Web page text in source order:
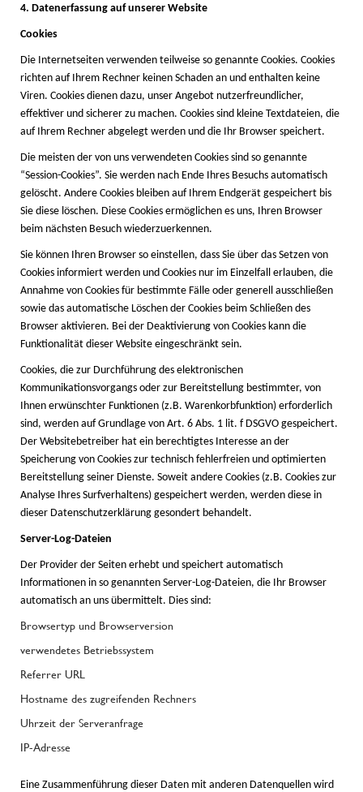
4. Datenerfassung auf unserer Website
Cookies
Die Internetseiten verwenden teilweise so genannte Cookies. Cookies
richten auf Ihrem Rechner keinen Schaden an und enthalten keine
Viren. Cookies dienen dazu, unser Angebot nutzerfreundlicher,
effektiver und sicherer zu machen. Cookies sind kleine Textdateien, die
auf Ihrem Rechner abgelegt werden und die Ihr Browser speichert.
Die meisten der von uns verwendeten Cookies sind so genannte
“Session-Cookies”. Sie werden nach Ende Ihres Besuchs automatisch
gelöscht. Andere Cookies bleiben auf Ihrem Endgerät gespeichert bis
Sie diese löschen. Diese Cookies ermöglichen es uns, Ihren Browser
beim nächsten Besuch wiederzuerkennen.
Sie können Ihren Browser so einstellen, dass Sie über das Setzen von
Cookies informiert werden und Cookies nur im Einzelfall erlauben, die
Annahme von Cookies für bestimmte Fälle oder generell ausschließen
sowie das automatische Löschen der Cookies beim Schließen des
Browser aktivieren. Bei der Deaktivierung von Cookies kann die
Funktionalität dieser Website eingeschränkt sein.
Cookies, die zur Durchführung des elektronischen
Kommunikationsvorgangs oder zur Bereitstellung bestimmter, von
Ihnen erwünschter Funktionen (z.B. Warenkorbfunktion) erforderlich
sind, werden auf Grundlage von Art. 6 Abs. 1 lit. f DSGVO gespeichert.
Der Websitebetreiber hat ein berechtigtes Interesse an der
Speicherung von Cookies zur technisch fehlerfreien und optimierten
Bereitstellung seiner Dienste. Soweit andere Cookies (z.B. Cookies zur
Analyse Ihres Surfverhaltens) gespeichert werden, werden diese in
dieser Datenschutzerklärung gesondert behandelt.
Server-Log-Dateien
Der Provider der Seiten erhebt und speichert automatisch
Informationen in so genannten Server-Log-Dateien, die Ihr Browser
automatisch an uns übermittelt. Dies sind:
Browsertyp und Browserversion
verwendetes Betriebssystem
Referrer URL
Hostname des zugreifenden Rechners
Uhrzeit der Serveranfrage
IP-Adresse
Eine Zusammenführung dieser Daten mit anderen Datenquellen wird